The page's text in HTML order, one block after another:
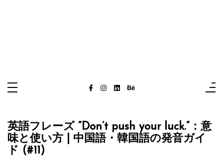
英語フレーズ “Don’t push your luck.”：意
味と使い方 | 中国語・韓国語の発音ガイ
ド (#11)